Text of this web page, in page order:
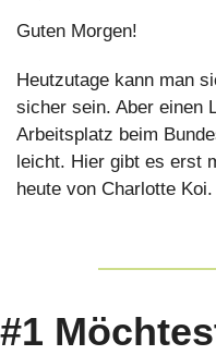
Guten Morgen!
Heutzutage kann man
sicher sein. Aber einen
Arbeitsplatz beim
leicht. Hier gibt es erst
heute von Charlotte Koi.
#1